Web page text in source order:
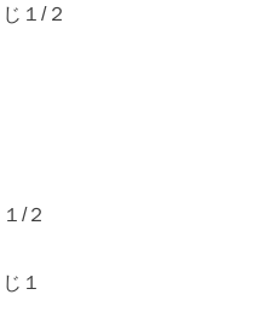
じ１/２
/２
１